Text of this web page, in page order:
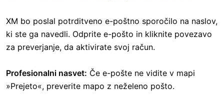
XM bo poslal potrditveno e-poštno sporočilo na naslov,
ki ste ga navedli. Odprite e-pošto in kliknite povezavo
za preverjanje, da aktivirate svoj račun.
Profesionalni nasvet: Če e-pošte ne vidite v mapi
»Prejeto«, preverite mapo z neželeno pošto.